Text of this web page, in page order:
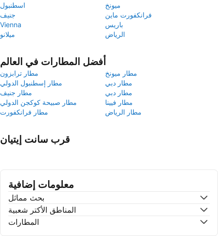
اسطنبول
ميونخ
جنيف
فرانكفورت ماين
Vienna
باريس
ميلانو
الرياض
أفضل المطارات في العالم
مطار ترابزون
مطار ميونخ
مطار إسطنبول الدولي
مطار دبي
مطار جنيف
مطار دبي
مطار صبيحة كوكجن الدولي
مطار فيينا
مطار فرانكفورت
مطار الرياض
قرب سانت إيتيان
معلومات إضافية
بحث مماثل
المناطق الأكتر شعبية
المطارات